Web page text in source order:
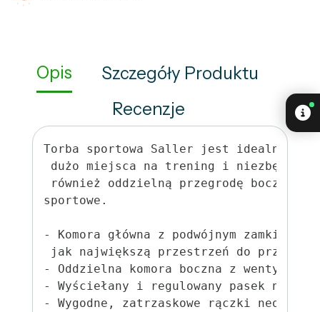
Opis
Szczegóły Produktu
Recenzje
Torba sportowa Saller jest idealna na
dużo miejsca na trening i niezbędne
również oddzielną przegrodę boczną
sportowe.
- Komora główna z podwójnym zamkiem
jak największą przestrzeń do
- Oddzielna komora boczna z
- Wyściełany i regulowany pasek na
- Wygodne, zatrzaskowe rączki